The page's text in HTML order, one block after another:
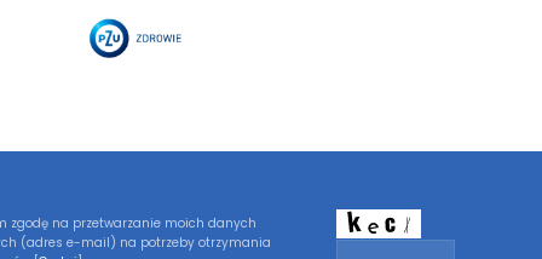
zgodę na przetwarzanie moich danych
(adres e-mail) na potrzeby otrzymania